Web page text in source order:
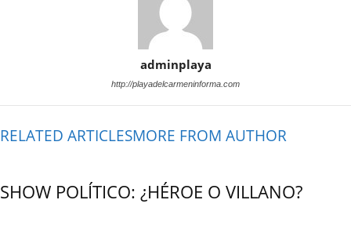
adminplaya
http://playadelcarmeninforma.com
RELATED ARTICLESMORE FROM AUTHOR
SHOW POLÍTICO: ¿HÉROE O VILLANO?